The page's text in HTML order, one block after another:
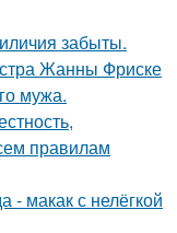
забыты.
Жанны Фриске
мужа.
правилам
- макак с нелёгкой